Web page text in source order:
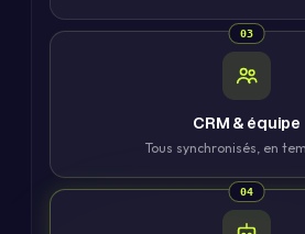
03
CRM & équipe
Tous synchronisés, en
04